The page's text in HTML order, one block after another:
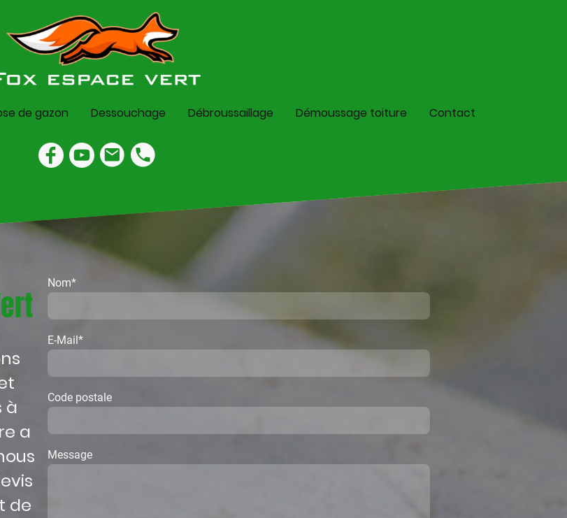
de gazon Dessouchage Débroussaillage Démoussage toiture Contact
à
a
de
Nom*
E-Mail *
Code postale
Message